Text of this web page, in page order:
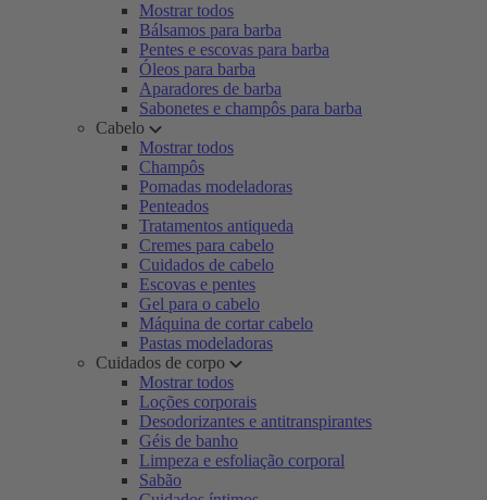
Mostrar todos
Bálsamos para barba
Pentes e escovas para barba
Óleos para barba
Aparadores de barba
Sabonetes e champôs para barba
Cabelo
Mostrar todos
Champôs
Pomadas modeladoras
Penteados
Tratamentos antiqueda
Cremes para cabelo
Cuidados de cabelo
Escovas e pentes
Gel para o cabelo
Máquina de cortar cabelo
Pastas modeladoras
Cuidados de corpo
Mostrar todos
Loções corporais
Desodorizantes e antitranspirantes
Géis de banho
Limpeza e esfoliação corporal
Sabão